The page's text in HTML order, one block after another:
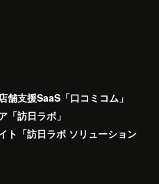
支援SaaS「口コミコム」
「訪日ラボ」
ト「訪日ラボ ソリューション